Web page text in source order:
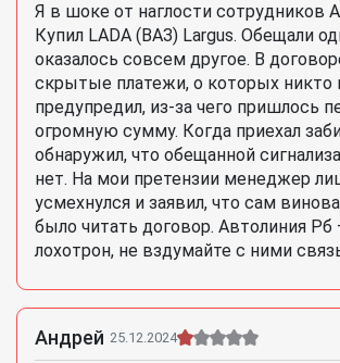
Я в шоке от наглости сотрудников
Купил LADA (ВАЗ) Largus. Обещали
оказалось совсем другое. В
скрытые платежи, о которых никто
предупредил, из-за чего пришлось
огромную сумму. Когда приехал
обнаружил, что обещанной
нет. На мои претензии менеджер
усмехнулся и заявил, что сам
было читать договор. Автолиния Рб
лохотрон, не вздумайте с ними
Андрей 25.12.2024